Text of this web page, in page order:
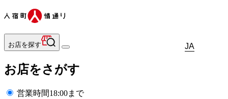
お店を探す
お店をさがす
営業時間18:00まで
JA